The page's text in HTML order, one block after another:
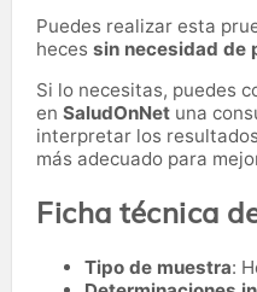
Puedes realizar esta
heces sin necesidad de
Si lo necesitas, puedes
en SaludOnNet una
interpretar los
más adecuado para
Ficha técnica
Tipo de muestra: